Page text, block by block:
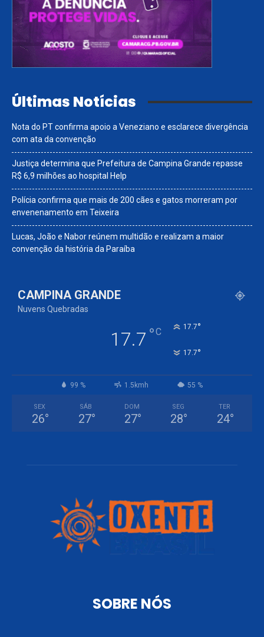
Últimas Notícias
Nota do PT confirma apoio a Veneziano e esclarece divergência
com ata da convenção
Justiça determina que Prefeitura de Campina Grande repasse
R$ 6,9 milhões ao hospital Help
Polícia confirma que mais de 200 cães e gatos morreram por
envenenamento em Teixeira
Lucas, João e Nabor reúnem multidão e realizam a maior
convenção da história da Paraíba
CAMPINA GRANDE
Nuvens Quebradas
17.7 °C 17.7°
17.7°
99 % 1.5kmh 55 %
SEX
26°
SÁB
27°
DOM
27°
SEG
28°
TER
24°
SOBRE NÓS